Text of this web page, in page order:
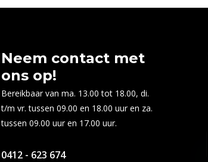
Neem contact met
ons op!
Bereikbaar van ma. 13.00 tot 18.00, di.
t/m vr. tussen 09.00 en 18.00 uur en za.
tussen 09.00 uur en 17.00 uur.
0412 - 623 674